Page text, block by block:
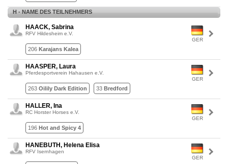
H - NAME DES TEILNEHMERS
GER
HAACK, Sabrina
RFV Hildesheim e.V.
206 Karajans Kalea
GER
HAASPER, Laura
Pferdesportverein Hahausen e.V.
263 Oilily Dark Edition 33 Bredford
GER
HALLER, Ina
RC Horster Horses e.V.
196 Hot and Spicy 4
GER
HANEBUTH, Helena Elisa
RFV Isernhagen